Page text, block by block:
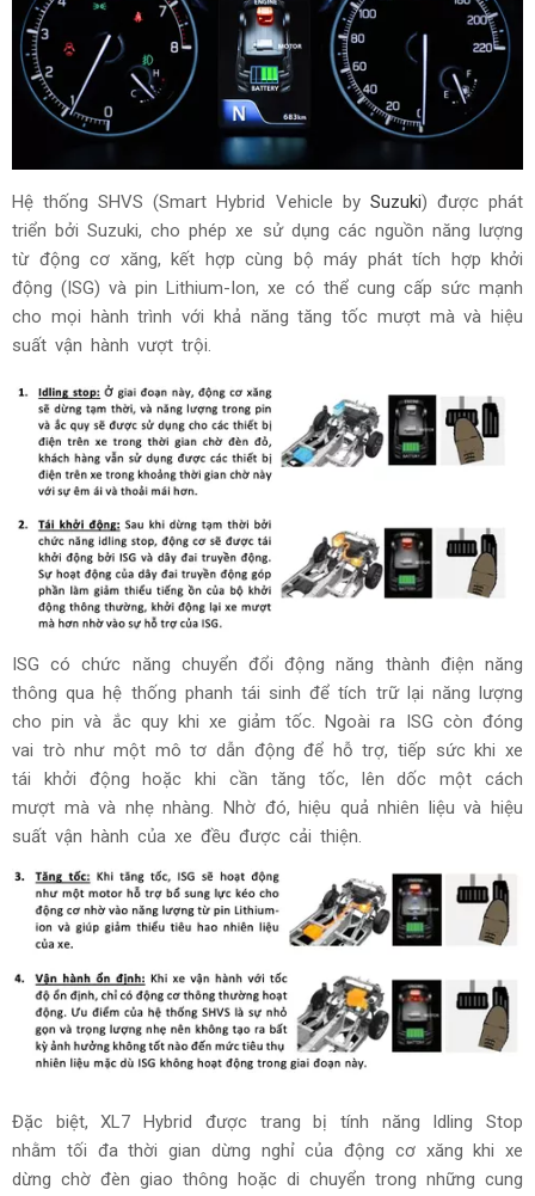
Hệ thống SHVS (Smart Hybrid Vehicle by Suzuki) được phát
triển bởi Suzuki, cho phép xe sử dụng các nguồn năng lượng
từ động cơ xăng, kết hợp cùng bộ máy phát tích hợp khởi
động (ISG) và pin Lithium-Ion, xe có thể cung cấp sức mạnh
cho mọi hành trình với khả năng tăng tốc mượt mà và hiệu
suất vận hành vượt trội.
ISG có chức năng chuyển đổi động năng thành điện năng
thông qua hệ thống phanh tái sinh để tích trữ lại năng lượng
cho pin và ắc quy khi xe giảm tốc. Ngoài ra ISG còn đóng
vai trò như một mô tơ dẫn động để hỗ trợ, tiếp sức khi xe
tái khởi động hoặc khi cần tăng tốc, lên dốc một cách
mượt mà và nhẹ nhàng. Nhờ đó, hiệu quả nhiên liệu và hiệu
suất vận hành của xe đều được cải thiện.
Đặc biệt, XL7 Hybrid được trang bị tính năng Idling Stop
nhằm tối đa thời gian dừng nghỉ của động cơ xăng khi xe
dừng chờ đèn giao thông hoặc di chuyển trong những cung